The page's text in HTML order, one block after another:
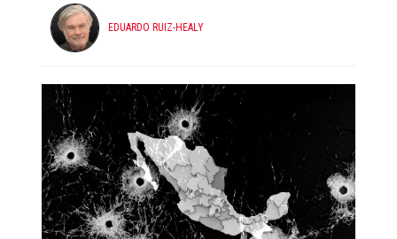
EDUARDO RUIZ-HEALY